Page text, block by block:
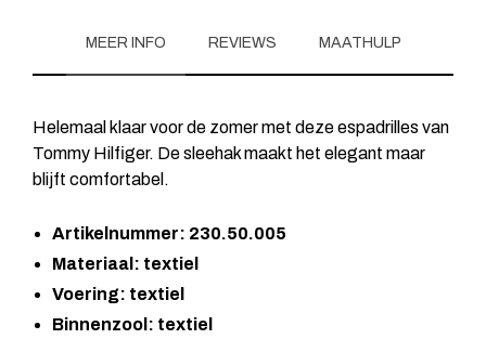
MEER INFO REVIEWS MAATHULP
Helemaal klaar voor de zomer met deze espadrilles van
Tommy Hilfiger. De sleehak maakt het elegant maar
blijft comfortabel.
Artikelnummer: 230.50.005
Materiaal: textiel
Voering: textiel
Binnenzool: textiel